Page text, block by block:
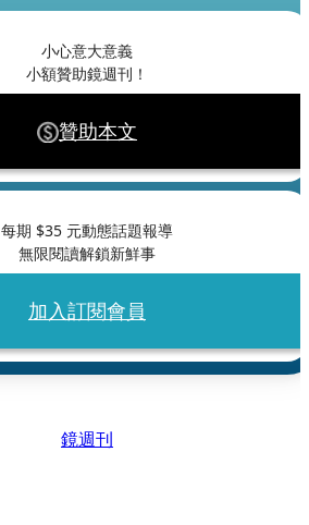
小心意大意義
小額贊助鏡週刊！
贊助本文
每期 $35 元動態話題報導
無限閱讀解鎖新鮮事
加入訂閱會員
鏡週刊